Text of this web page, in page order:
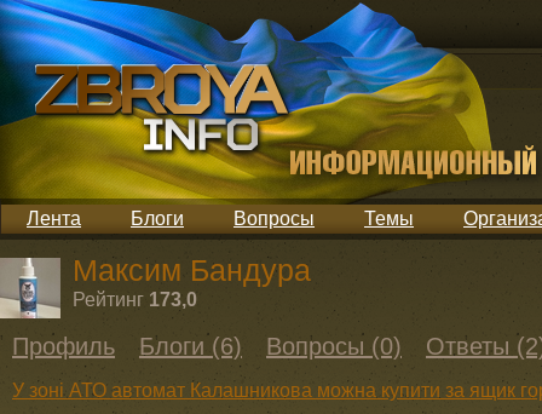
Лента Блоги Вопросы Темы
Максим Бандура
Рейтинг 173,0
Профиль Блоги (6) Вопросы (0) Ответы
У зоні АТО автомат Калашникова можна купити за ящик